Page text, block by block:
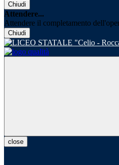
Chiudi
Attendere...
Attendere il completamento
Chiudi
close